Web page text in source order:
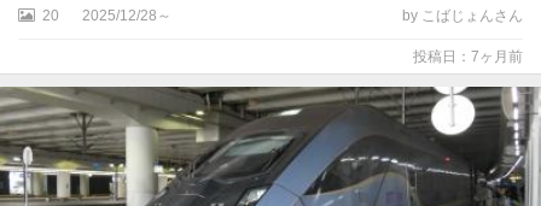
ド
三
陟
光
州
20 2025/12/28～ by こばじょんさん
投稿日：7ヶ月前